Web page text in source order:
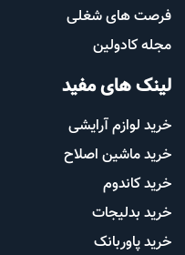
فرصت های شغلی
مجله کادولین
لینک های مفید
خرید لوازم آرایشی
خرید ماشین اصلاح
خرید کاندوم
خرید بدلیجات
خرید پاوربانک